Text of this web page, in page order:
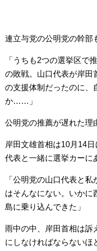
連立与党の公明党の幹部
「うちも2つの選挙区で
の敗戦。山口代表が岸田
の支援体制だったのに、
か……」
公明党の推薦が遅れた理
岸田文雄首相は10月14
代表と一緒に選挙カーに
「公明党の山口代表と
はそんなにない。いかに
島に乗り込んできた」
雨中の中、岸田首相は訴
にしなければならないほ